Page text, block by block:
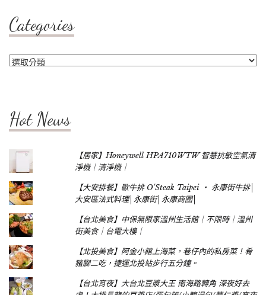
Categories
Categories
Hot News
【居家】Honeywell HPA710WTW 智慧抗敏空氣清
淨機｜清淨機｜
【大安排餐】歐牛排 O'Steak Taipei ‧ 永康街牛排│
大安區法式料理│永康街│永康商圈│
【台北美食】中保無限家溫州生活館｜不限時｜溫州
街美食｜台電大樓｜
【北投美食】阿金小館上海菜，巷仔內的私房菜！肴
豬腳二吃，捷運北投站步行五分鐘。
【台北宵夜】大台北豆漿大王 南海路轉角 深夜好去